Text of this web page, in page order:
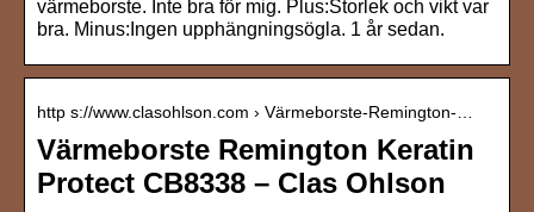
värmeborste. Inte bra för mig. Plus:Storlek och vikt var
bra. Minus:Ingen upphängningsögla. 1 år sedan.
http s://www.clasohlson.com › Värmeborste-Remington-…
Värmeborste Remington Keratin
Protect CB8338 – Clas Ohlson